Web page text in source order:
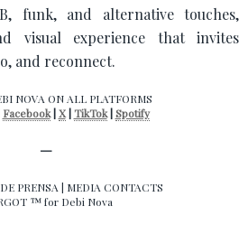
funk, and alternative touches,
visual experience that invites
and reconnect.
NOVA ON ALL PLATFORMS
Facebook|X|TikTok|Spotify
—
PRENSA | MEDIA CONTACTS
™ for Debi Nova